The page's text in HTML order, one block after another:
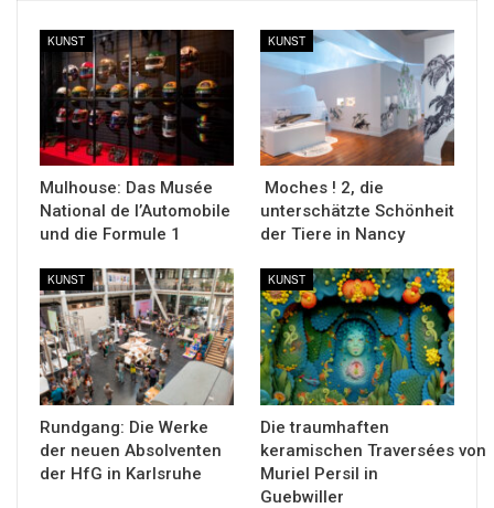
KUNST
Mulhouse: Das Musée
National de l’Automobile
und die Formule 1
KUNST
Moches ! 2, die
unterschätzte Schönheit
der Tiere in Nancy
KUNST
Rundgang: Die Werke
der neuen Absolventen
der HfG in Karlsruhe
KUNST
Die traumhaften
keramischen Traversées von
Muriel Persil in
Guebwiller